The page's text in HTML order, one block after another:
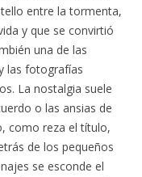
entre la tormenta,
y que se convirtió
una de las
las fotografías
La nostalgia suele
o las ansias de
como reza el título,
de los pequeños
se esconde el